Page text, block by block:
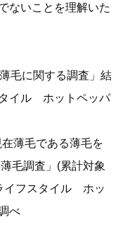
ないことを理解いた
毛に関する調査」結
イル ホットペッパ
薄毛である薄毛を
毛調査」(累計対象
イフスタイル ホッ
べ